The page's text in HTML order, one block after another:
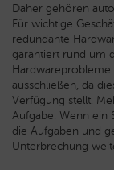
Daher gehören
Für wichtige
redundante
garantiert rund um
Hardwareprobleme
ausschließen, da
Verfügung stellt.
Aufgabe. Wenn ein
die Aufgaben und
Unterbrechung